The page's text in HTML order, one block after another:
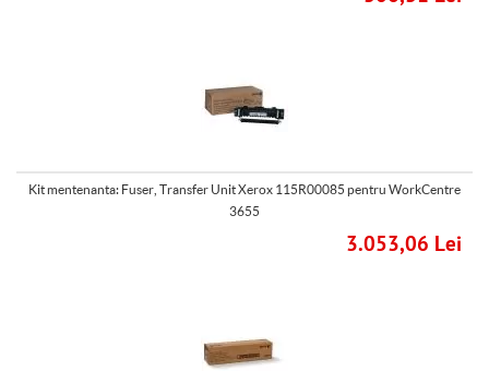
Kit mentenanta: Fuser, Transfer Unit Xerox 115R00085 pentru WorkCentre
3655
3.053,06 Lei